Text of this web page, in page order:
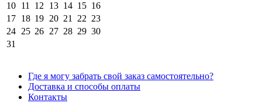
10 11 12 13 14 15 16
17 18 19 20 21 22 23
24 25 26 27 28 29 30
31
Где я могу забрать свой заказ самостоятельно?
Доставка и способы оплаты
Контакты